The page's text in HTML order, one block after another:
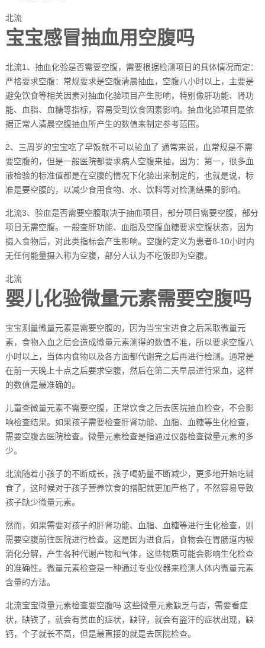
北流
宝宝感冒抽血用空腹吗
北流1、抽血化验是否需要空腹，需要根据检测项目的具体情况而定：
严格要求空腹：常规要求是空腹清晨抽血，空腹八小时以上，主要是
避免饮食等相关因素对抽血化验项目产生影响，特别像肝功能、肾功
能、血脂、血糖等指标，容易受到饮食因素影响。抽血化验项目是依
据正常人清晨空腹抽血所产生的数值来制定参考范围。
2、三周岁的宝宝吃了早饭就不可以验血了 通常来说，血常规是不需
要空腹的，但是一般医院都要求病人空腹来抽，因为：第一，很多血
液检验的标准值都是在空腹的情况下化验出来制定的，也就是说，标
准是要空腹的，以减少食用食物、水、饮料等对检测结果的影响。
北流3、验血是否需要空腹取决于抽血项目，部分项目需要空腹，部分
项目无需空腹。一般查肝功能、血脂及空腹血糖要求空腹状态，因为
摄入食物后，对此类指标会产生影响。空腹的定义为患者8-10小时内
无任何能量摄入称为空腹，部分人认为不吃饭即为空腹。
北流
婴儿化验微量元素需要空腹吗
宝宝测量微量元素是需要空腹的，因为当宝宝进食之后采取微量元
素，食物入血之后会造成微量元素测得的数值不准，所以要求空腹八
小时以上，当体内食物以及各方面都代谢完之后再进行检测。通常是
在前一天晚上十点之后要求空腹，然后在第二天早晨进行采血，这样
的数值是最准确的。
儿童查微量元素不需要空腹，正常饮食之后去医院抽血检查，不会影
响检查结果。如果孩子需要检查肝肾功能、血脂、血糖等生化检查，
需要空腹去医院检查。微量元素检查是指通过仪器检查微量元素的多
少。
北流随着小孩子的不断成长，孩子喝奶量不断减少，更多地开始吃辅
食了，这时候对于孩子营养饮食的搭配就更加严格了，不然容易导致
孩子缺少微量元素。
然而，如果需要对孩子的肝肾功能、血脂、血糖等进行生化检查，则
需要空腹前往医院进行检查。这是因为进食后，食物会在胃肠道内被
消化分解，产生各种代谢产物和气体，这些物质可能会影响生化检查
的准确性。微量元素检查是一种通过专业仪器来检测人体内微量元素
含量的方法。
北流宝宝微量元素检查要空腹吗 这些微量元素缺乏与否，需要看症
状，缺铁了，就会有贫血的症状，缺锌，就会有盗汗的症状出现，缺
钙，个子就长不高，但是最直接的就是去医院检查。